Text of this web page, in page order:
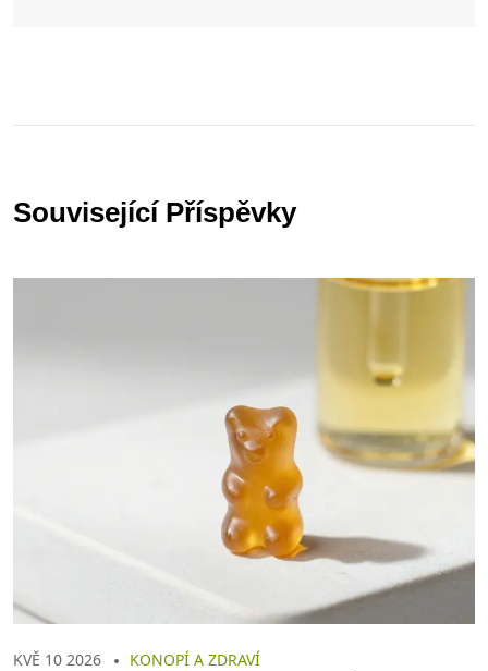
Související Příspěvky
KVĚ 10 2026 KONOPÍ A ZDRAVÍ